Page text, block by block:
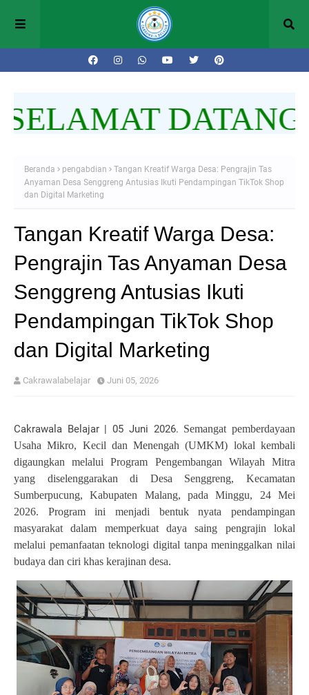
DATANG
Beranda pengabdian
Tangan Kreatif Warga Desa: Pengrajin Tas
Anyaman Desa Senggreng Antusias Ikuti Pendampingan TikTok Shop
dan Digital Marketing
Tangan Kreatif Warga Desa:
Pengrajin Tas Anyaman Desa
Senggreng Antusias Ikuti
Pendampingan TikTok Shop
dan Digital Marketing
Cakrawalabelajar Juni 05, 2026
Cakrawala Belajar | 05 Juni 2026. Semangat pemberdayaan
Usaha Mikro, Kecil dan Menengah (UMKM) lokal kembali
digaungkan melalui Program Pengembangan Wilayah Mitra
yang diselenggarakan di Desa Senggreng, Kecamatan
Sumberpucung, Kabupaten Malang, pada Minggu, 24 Mei
2026. Program ini menjadi bentuk nyata pendampingan
masyarakat dalam memperkuat daya saing pengrajin lokal
melalui pemanfaatan teknologi digital tanpa meninggalkan nilai
budaya dan ciri khas kerajinan desa.